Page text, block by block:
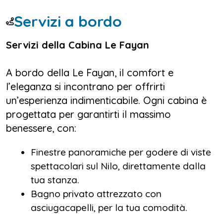
magia senza tempo di una terra
straordinaria.
Navigando tra Luxor e Assuan, la tua
crociera in Egitto ti porterà alla scoperta di
un mondo dove il fascino millenario
dell’Antico Egitto incontra i più alti standard
di ospitalità. Ogni dettaglio è pensato per
offrirti un soggiorno esclusivo, dalle cabine
panoramiche alla cucina raffinata, dalle
escursioni nei siti archeologici più iconici ai
momenti di puro relax sul ponte solarium.
Servizi a bordo
Servizi della Cabina Le Fayan
A bordo della Le Fayan, il comfort e
l’eleganza si incontrano per offrirti
un’esperienza indimenticabile. Ogni cabina è
progettata per garantirti il massimo
benessere, con:
Finestre panoramiche per godere di viste
spettacolari sul Nilo, direttamente dalla
tua stanza.
Bagno privato attrezzato con
asciugacapelli, per la tua comodità.